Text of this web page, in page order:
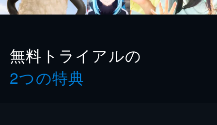
無料トライアルの
2つの特典